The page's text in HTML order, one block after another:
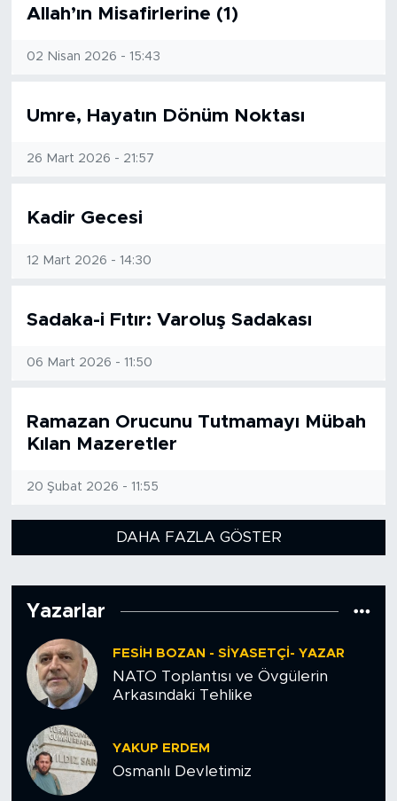
Allah’ın Misafirlerine (1)
02 Nisan 2026 - 15:43
Umre, Hayatın Dönüm Noktası
26 Mart 2026 - 21:57
Kadir Gecesi
12 Mart 2026 - 14:30
Sadaka-i Fıtır: Varoluş Sadakası
06 Mart 2026 - 11:50
Ramazan Orucunu Tutmamayı Mübah
Kılan Mazeretler
20 Şubat 2026 - 11:55
DAHA FAZLA GÖSTER
Yazarlar
FESIH BOZAN - SIYASETÇI- YAZAR
NATO Toplantısı ve Övgülerin
Arkasındaki Tehlike
YAKUP ERDEM
Osmanlı Devletimiz
MEDYA KÖŞESİ
FOTO GALERİ